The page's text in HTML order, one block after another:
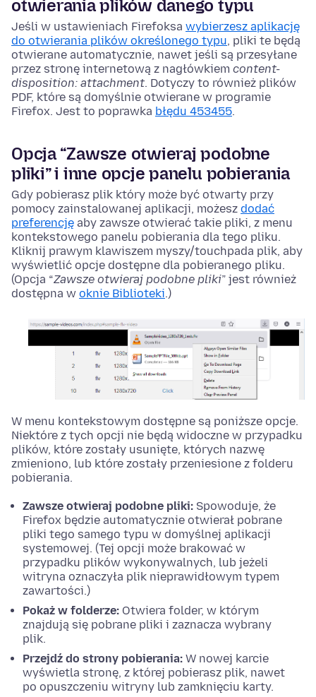
otwierania plików danego typu
Jeśli w ustawieniach Firefoksa wybierzesz aplikację
do otwierania plików określonego typu, pliki te będą
otwierane automatycznie, nawet jeśli są przesyłane
przez stronę internetową z nagłówkiem content-
disposition: attachment. Dotyczy to również plików
PDF, które są domyślnie otwierane w programie
Firefox. Jest to poprawka błędu 453455.
Opcja “Zawsze otwieraj podobne
pliki” i inne opcje panelu pobierania
Gdy pobierasz plik który może być otwarty przy
pomocy zainstalowanej aplikacji, możesz dodać
preferencję aby zawsze otwierać takie pliki, z menu
kontekstowego panelu pobierania dla tego pliku.
Kliknij prawym klawiszem myszy/touchpada plik, aby
wyświetlić opcje dostępne dla pobieranego pliku.
(Opcja “Zawsze otwieraj podobne pliki” jest również
dostępna w oknie Biblioteki.)
W menu kontekstowym dostępne są poniższe opcje.
Niektóre z tych opcji nie będą widoczne w przypadku
plików, które zostały usunięte, których nazwę
zmieniono, lub które zostały przeniesione z folderu
pobierania.
Zawsze otwieraj podobne pliki: Spowoduje, że
Firefox będzie automatycznie otwierał pobrane
pliki tego samego typu w domyślnej aplikacji
systemowej. (Tej opcji może brakować w
przypadku plików wykonywalnych, lub jeżeli
witryna oznaczyła plik nieprawidłowym typem
zawartości.)
Pokaż w folderze: Otwiera folder, w którym
znajdują się pobrane pliki i zaznacza wybrany
plik.
Przejdź do strony pobierania: W nowej karcie
wyświetla stronę, z której pobierasz plik, nawet
po opuszczeniu witryny lub zamknięciu karty.